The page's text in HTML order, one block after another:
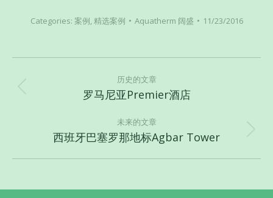
Categories: 案例, 精选案例 Aquatherm 阔盛 11/23/2016
历史的文章
上
个
项
罗马尼亚Premier酒店
未来的文章
下
西班牙巴塞罗那地标Agbar Tower